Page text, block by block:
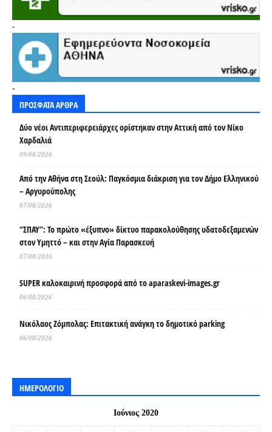
-
-
ΠΡΟΣΦΑΤΑ ΑΡΘΡΑ
Δύο νέοι Αντιπεριφερειάρχες ορίστηκαν στην Αττική από τον Νίκο
Χαρδαλιά
09/08/2026
Από την Αθήνα στη Σεούλ: Παγκόσμια διάκριση για τον Δήμο Ελληνικού
– Αργυρούπολης
07/08/2026
“ΣΠΑΥ”: Το πρώτο «έξυπνο» δίκτυο παρακολούθησης υδατοδεξαμενών
στον Υμηττό – και στην Αγία Παρασκευή
07/08/2026
SUPER καλοκαιρινή προσφορά από το aparaskevi-images.gr
06/08/2026
Νικόλαος Ζόμπολας: Επιτακτική ανάγκη το δημοτικό parking
06/08/2026
ΗΜΕΡΟΛΟΓΙΟ
Ιούνιος 2020